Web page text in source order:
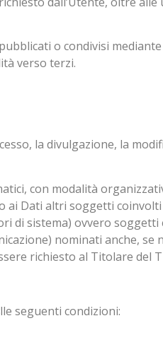
o condivisi
verso terzi.
la divulgazione, la
con modalità
Dati altri soggetti
di sistema) ovvero
nominati anche, se
richiesto al Titolare del
seguenti condizioni: